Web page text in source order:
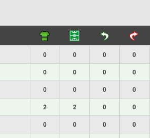
0 0 0 0
0 0 0 0
0 0 0 0
2 2 0 0
0 0 0 0